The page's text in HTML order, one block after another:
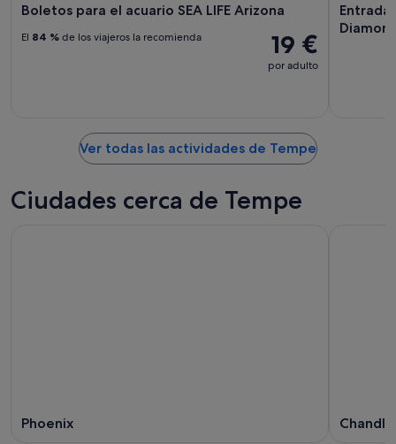
Boletos para el acuario SEA LIFE Arizona
19 €
por adulto
El 84 % de los viajeros la recomienda
Ver todas las actividades de Tempe
Ciudades cerca de Tempe
Phoenix